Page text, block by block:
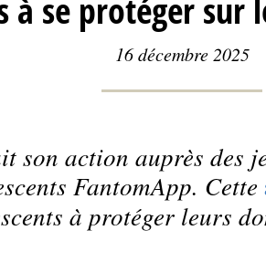
à se protéger sur
16 décembre 2025
son action auprès des
FantomApp. Cette
à protéger leurs